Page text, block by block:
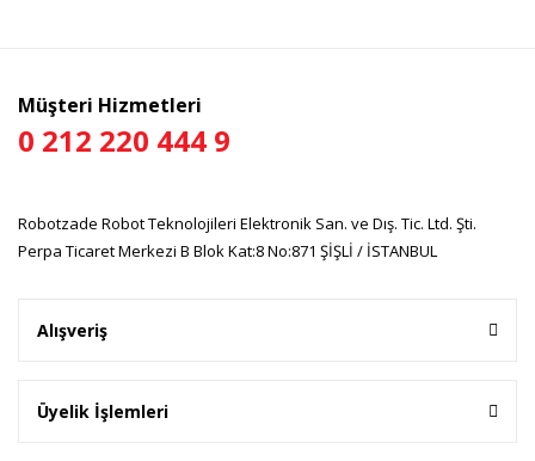
Müşteri Hizmetleri
0 212 220 444 9
Robotzade Robot Teknolojileri Elektronik San. ve Dış. Tic. Ltd. Şti.
Perpa Ticaret Merkezi B Blok Kat:8 No:871 ŞİŞLİ / İSTANBUL
Alışveriş
Üyelik İşlemleri